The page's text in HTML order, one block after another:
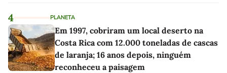
4 PLANETA
Em 1997, cobriram um local deserto na
Costa Rica com 12.000 toneladas de cascas
de laranja; 16 anos depois, ninguém
reconheceu a paisagem